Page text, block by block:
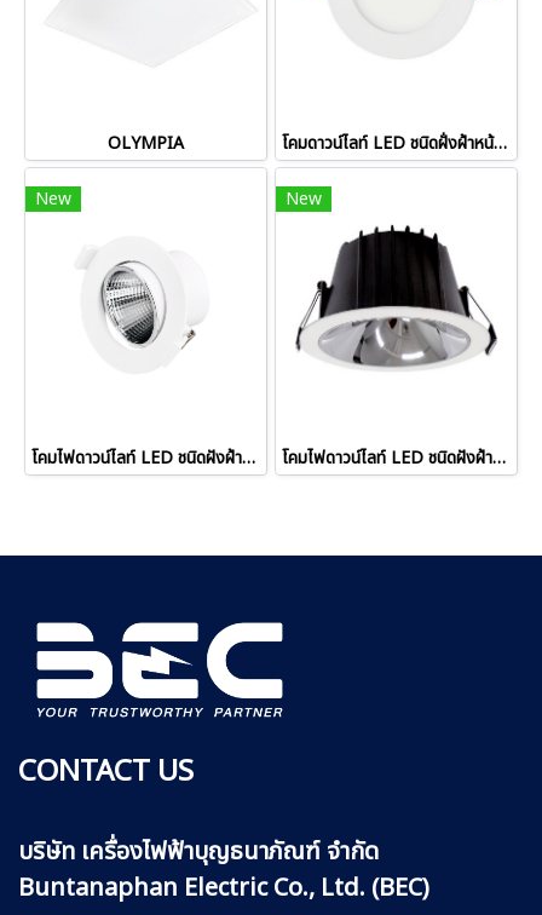
OLYMPIA โคมดาวน์ไลท์ LED ชนิดฝั่งฝ้าหน้ากลมขนาด 3W, 6W, 9W, 12W, 15W, 18W, 24W รุ่น BLADE III-O
New
โคมไฟดาวน์ไลท์ LED ชนิดฝังฝ้าหน้ากลม รุ่น Angle-DO
New
โคมไฟดาวน์ไลท์ LED ชนิดฝังฝ้าหน้ากลม ขนาด 18W, 24W รุ่น ARIZONA
CONTACT US
บริษัท เครื่องไฟฟ้าบุญธนาภัณฑ์ จำกัด
Buntanaphan Electric Co., Ltd. (BEC)